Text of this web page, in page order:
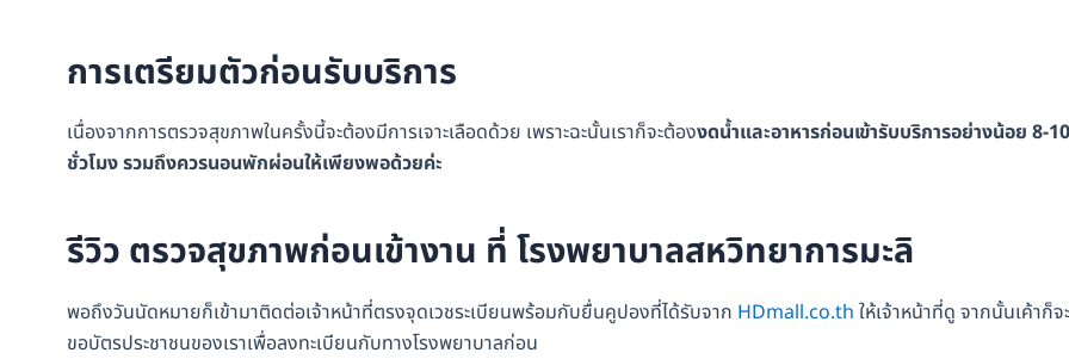
การเตรียมตัวก่อนรับบริการ
เนื่องจากการตรวจสุขภาพในครั้งนี้จะต้องมีการเจาะเลือดด้วย เพราะฉะนั้นเราก็จะต้องงดน้ำและอาหารก่อนเข้ารับบริการอย่างน้อย 8-10
ชั่วโมง รวมถึงควรนอนพักผ่อนให้เพียงพอด้วยค่ะ
รีวิว ตรวจสุขภาพก่อนเข้างาน ที่ โรงพยาบาลสหวิทยาการมะลิ
พอถึงวันนัดหมายก็เข้ามาติดต่อเจ้าหน้าที่ตรงจุดเวชระเบียนพร้อมกับยื่นคูปองที่ได้รับจาก HDmall.co.th ให้เจ้าหน้าที่ดู จากนั้นเค้าก็จะ
ขอบัตรประชาชนของเราเพื่อลงทะเบียนกับทางโรงพยาบาลก่อน